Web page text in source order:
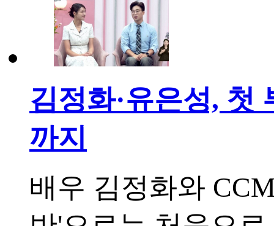
김정화·유은성,
까지
배우 김정화와